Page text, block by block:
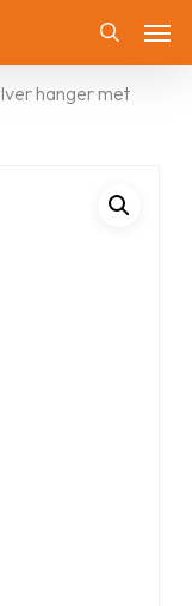
hanger met